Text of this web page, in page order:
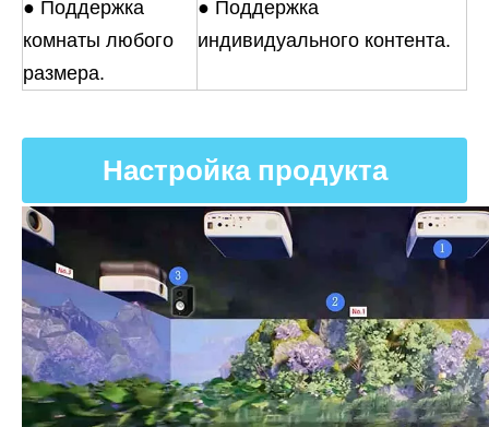
● Поддержка
комнаты любого
размера.
● Поддержка
индивидуального контента.
Настройка продукта